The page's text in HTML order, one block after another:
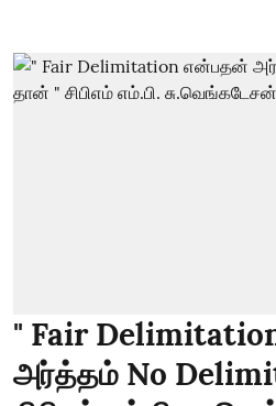
" Fair
அர்த்தம் No